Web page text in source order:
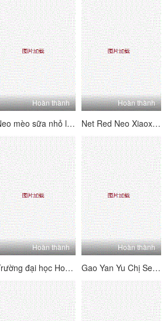
Hoàn thành
Neo mèo sữa nhỏ là màn hình phúc lợi vú lớn hoàn hảo 7,8
Hoàn thành
Net Red Neo Xiaoxi Password House Big Show 7.29
Hoàn thành
Trường đại học Hoa Tender Girl Long Leg Trường tiểu học (Chiều cao 176 Nữ sinh tiểu học) Lớp học ký túc xá trực tiếp 12 ngày được tiết lộ, tính phí Daxie phúc lợi chân lớn nữ sinh 2020.01.22
Hoàn thành
Gao Yan Yu Chị Sexy Merry Man Dramester Daxie Welfare Mnsgj 2021 13 1-6 (1)